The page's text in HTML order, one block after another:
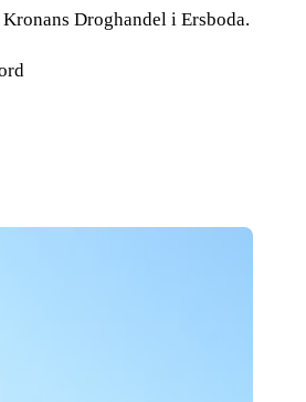
Droghandel i Ersboda.